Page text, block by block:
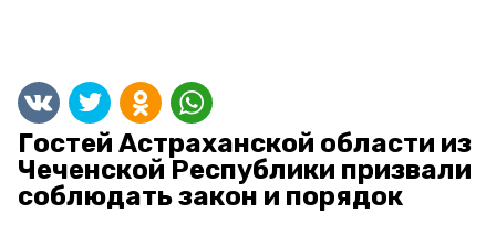
Гостей Астраханской области из
Чеченской Республики призвали
соблюдать закон и порядок